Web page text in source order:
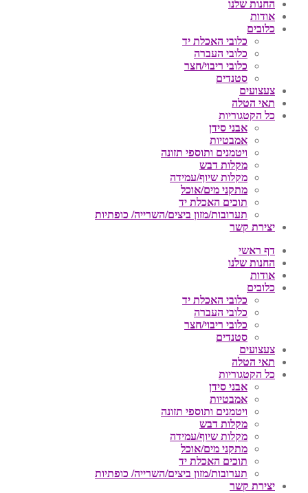
החנות שלנו
אודות
כלובים
כלובי האכלת יד
כלובי העברה
כלובי ריבוי/חצר
סטנדים
צעצועים
תאי הטלה
כל הקטגוריות
אבני סידן
אמבטיות
ויטמנים ותוספי תזונה
מקלות דבש
מקלות שיוף/עמידה
מתקני מים/אוכל
תוכים האכלת יד
תערובות/מזון ביצים/השרייה/ כופתיות
יצירת קשר
דף ראשי
החנות שלנו
אודות
כלובים
כלובי האכלת יד
כלובי העברה
כלובי ריבוי/חצר
סטנדים
צעצועים
תאי הטלה
כל הקטגוריות
אבני סידן
אמבטיות
ויטמנים ותוספי תזונה
מקלות דבש
מקלות שיוף/עמידה
מתקני מים/אוכל
תוכים האכלת יד
תערובות/מזון ביצים/השרייה/ כופתיות
יצירת קשר